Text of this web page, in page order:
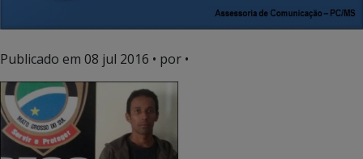
Publicado em 08 jul 2016 • por •